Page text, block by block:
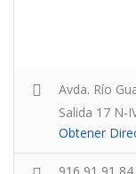
Avda. Río
Salida 17 N-
Obtener